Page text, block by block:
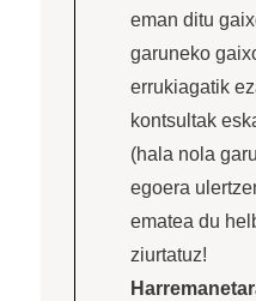
eman ditu
garuneko
errukiagatik
kontsultak
(hala nola
egoera
ematea du
ziurtatuz!